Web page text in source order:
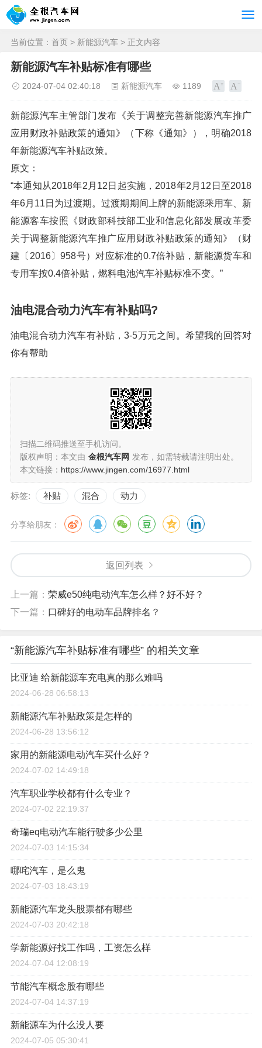
当前位置： 首页 > 新能源汽车 > 正文内容
新能源汽车补贴标准有哪些
2024-07-04 02:40:18 新能源汽车 1189
新能源汽车主管部门发布《关于调整完善新能源汽车推广
应用财政补贴政策的通知》（下称《通知》），明确2018
年新能源汽车补贴政策。
原文：
“本通知从2018年2月12日起实施，2018年2月12日至2018
年6月11日为过渡期。过渡期期间上牌的新能源乘用车、新
能源客车按照《财政部科技部工业和信息化部发展改革委
关于调整新能源汽车推广应用财政补贴政策的通知》（财
建〔2016〕958号）对应标准的0.7倍补贴，新能源货车和
专用车按0.4倍补贴，燃料电池汽车补贴标准不变。”
油电混合动力汽车有补贴吗?
油电混合动力汽车有补贴，3-5万元之间。希望我的回答对
你有帮助
扫描二维码推送至手机访问。
版权声明：本文由 金根汽车网 发布，如需转载请注明出处。
本文链接： https://www.jingen.com/16977.html
标签: 补贴 混合 动力
分享给朋友：
返回列表
上一篇： 荣威e50纯电动汽车怎么样？好不好？
下一篇： 口碑好的电动车品牌排名？
“新能源汽车补贴标准有哪些” 的相关文章
比亚迪 给新能源车充电真的那么难吗
2024-06-28 06:58:13
新能源汽车补贴政策是怎样的
2024-06-28 13:56:12
家用的新能源电动汽车买什么好？
2024-07-02 14:49:18
汽车职业学校都有什么专业？
2024-07-02 22:19:37
奇瑞eq电动汽车能行驶多少公里
2024-07-03 14:15:34
哪咤汽车，是么鬼
2024-07-03 18:43:19
新能源汽车龙头股票都有哪些
2024-07-03 20:42:18
学新能源好找工作吗，工资怎么样
2024-07-04 12:08:19
节能汽车概念股有哪些
2024-07-04 14:37:19
新能源车为什么没人要
2024-07-05 05:30:41